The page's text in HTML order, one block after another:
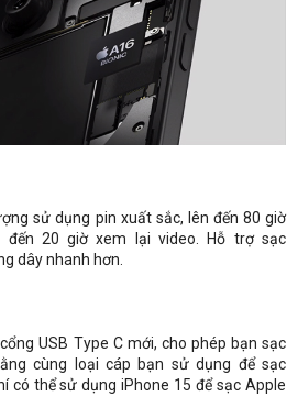
sử dụng pin xuất sắc, lên đến 80 giờ
20 giờ xem lại video. Hỗ trợ sạc
dây nhanh hơn.
USB Type C mới, cho phép bạn sạc
cùng loại cáp bạn sử dụng để sạc
có thể sử dụng iPhone 15 để sạc Apple